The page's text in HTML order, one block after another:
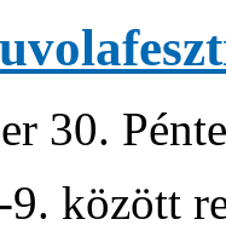
30.
között